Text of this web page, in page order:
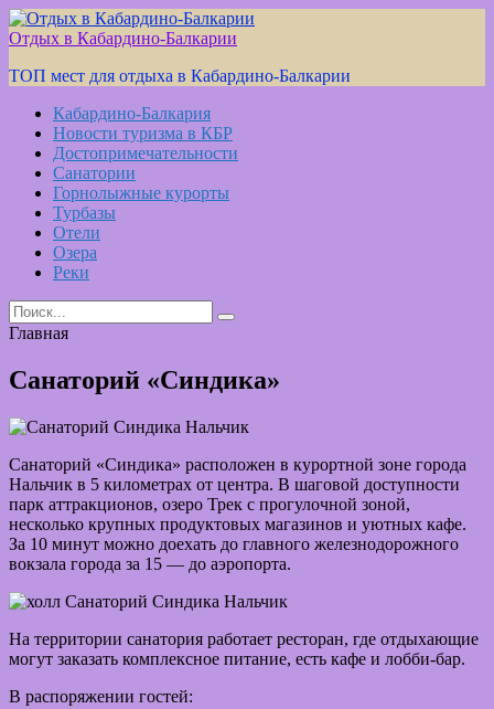
Skip
to
Отдых в Кабардино-Балкарии
ТОП мест для отдыха в Кабардино-Балкарии
Кабардино-Балкария
Новости туризма в КБР
Достопримечательности
Санатории
Горнолыжные курорты
Турбазы
Отели
Озера
Реки
Search
for:
Главная
Санаторий «Синдика»
Санаторий «Синдика» расположен в курортной зоне города
Нальчик в 5 километрах от центра. В шаговой доступности
парк аттракционов, озеро Трек с прогулочной зоной,
несколько крупных продуктовых магазинов и уютных кафе.
За 10 минут можно доехать до главного железнодорожного
вокзала города за 15 — до аэропорта.
На территории санатория работает ресторан, где отдыхающие
могут заказать комплексное питание, есть кафе и лобби-бар.
В распоряжении гостей: